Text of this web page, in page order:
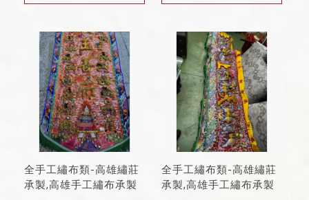
全手工繡布類-高雄繡莊
承製,高雄手工繡布承製
全手工繡布類-高雄繡莊
承製,高雄手工繡布承製